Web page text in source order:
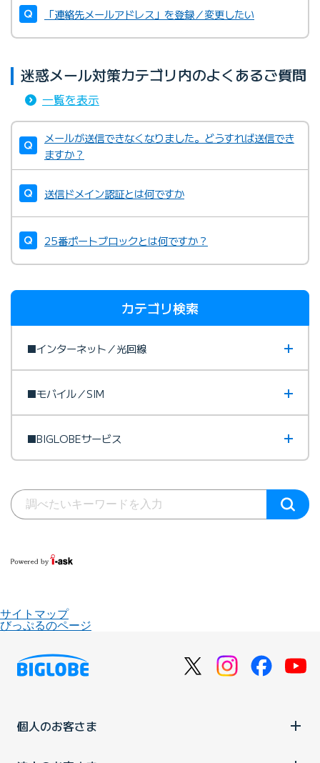
「連絡先メールアドレス」を登録／変更したい
迷惑メール対策カテゴリ内のよくあるご質問
一覧を表示
メールが送信できなくなりました。どうすれば送信でき
ますか？
送信ドメイン認証とは何ですか
25番ポートブロックとは何ですか？
カテゴリ検索
■インターネット／光回線
■モバイル／SIM
■BIGLOBEサービス
サイトマップ
びっぷるのページ
個人のお客さま